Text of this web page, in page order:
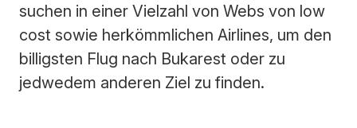
suchen in einer Vielzahl von Webs von low
cost sowie herkömmlichen Airlines, um den
billigsten Flug nach Bukarest oder zu
jedwedem anderen Ziel zu finden.